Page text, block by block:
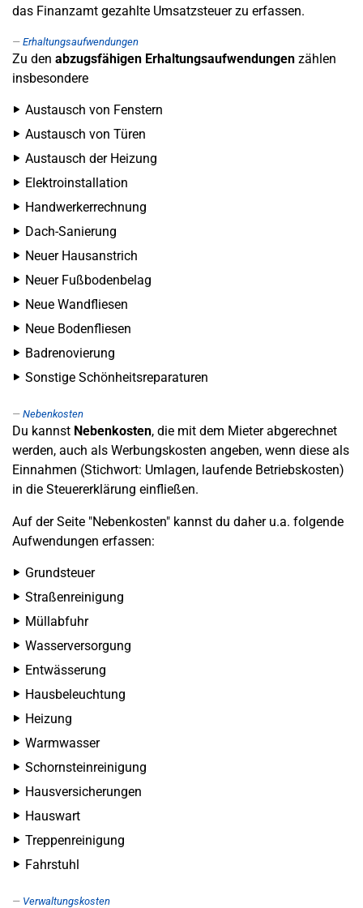
das Finanzamt gezahlte Umsatzsteuer zu erfassen.
Erhaltungsaufwendungen
Zu den abzugsfähigen Erhaltungsaufwendungen zählen
insbesondere
Austausch von Fenstern
Austausch von Türen
Austausch der Heizung
Elektroinstallation
Handwerkerrechnung
Dach-Sanierung
Neuer Hausanstrich
Neuer Fußbodenbelag
Neue Wandfliesen
Neue Bodenfliesen
Badrenovierung
Sonstige Schönheitsreparaturen
Nebenkosten
Du kannst Nebenkosten, die mit dem Mieter abgerechnet
werden, auch als Werbungskosten angeben, wenn diese als
Einnahmen (Stichwort: Umlagen, laufende Betriebskosten)
in die Steuererklärung einfließen.
Auf der Seite "Nebenkosten" kannst du daher u.a. folgende
Aufwendungen erfassen:
Grundsteuer
Straßenreinigung
Müllabfuhr
Wasserversorgung
Entwässerung
Hausbeleuchtung
Heizung
Warmwasser
Schornsteinreinigung
Hausversicherungen
Hauswart
Treppenreinigung
Fahrstuhl
Verwaltungskosten